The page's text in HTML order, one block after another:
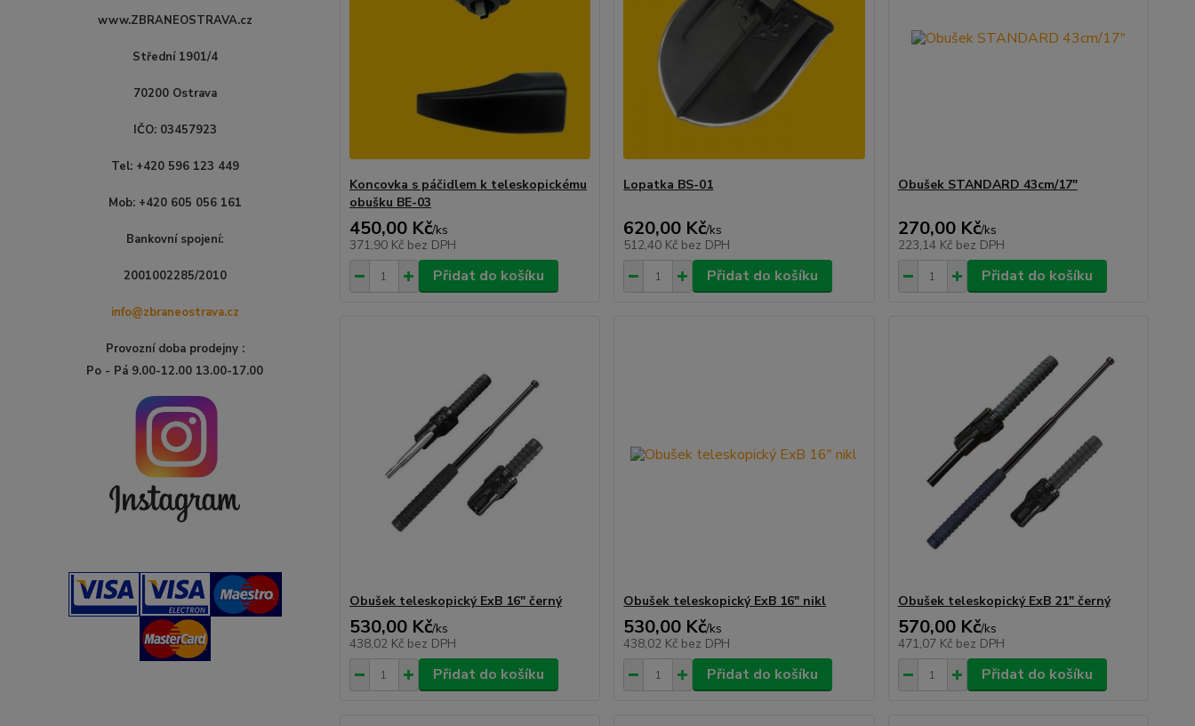
www.ZBRANEOSTRAVA.cz
Střední 1901/4
70200 Ostrava
IČO: 03457923
Tel: +420 596 123 449
Mob: +420 605 056 161
Bankovní spojení:
2001002285/2010
info@zbraneostrava.cz
Provozní doba prodejny :
Po - Pá 9.00-12.00 13.00-17.00
Koncovka s páčidlem k teleskopickému
obušku BE-03
450,00 Kč/ks
371,90 Kč bez DPH
Přidat do košíku
Lopatka BS-01
620,00 Kč/ks
512,40 Kč bez DPH
Přidat do košíku
Obušek STANDARD 43cm/17"
270,00 Kč/ks
223,14 Kč bez DPH
Přidat do košíku
Obušek teleskopický ExB 16" černý
530,00 Kč/ks
438,02 Kč bez DPH
Přidat do košíku
Obušek teleskopický ExB 16" nikl
530,00 Kč/ks
438,02 Kč bez DPH
Přidat do košíku
Obušek teleskopický ExB 21" černý
570,00 Kč/ks
471,07 Kč bez DPH
Přidat do košíku